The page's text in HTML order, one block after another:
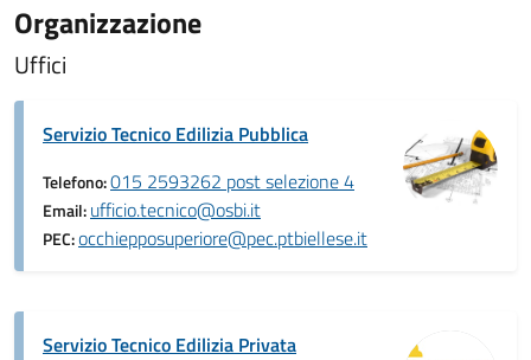
Organizzazione
Uffici
Servizio Tecnico Edilizia Pubblica
Telefono:015 2593262 post selezione 4
Email:ufficio.tecnico@osbi.it
PEC:occhiepposuperiore@pec.ptbiellese.it
Servizio Tecnico Edilizia Privata